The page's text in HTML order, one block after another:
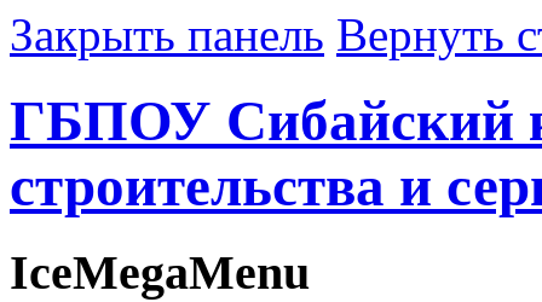
Закрыть панель Вернуть
ГБПОУ Сибайский
строительства и
IceMegaMenu